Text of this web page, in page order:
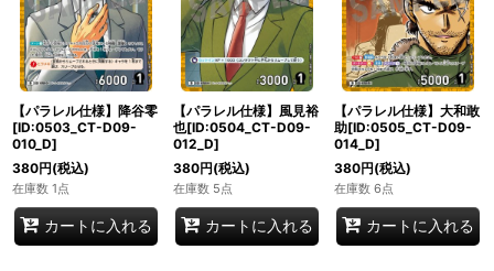
【パラレル仕様】降谷零
[ID:0503_CT-D09-
010_D]
380円(税込)
在庫数 1点
カートに入れる
【パラレル仕様】風見裕
也[ID:0504_CT-D09-
012_D]
380円(税込)
在庫数 5点
カートに入れる
【パラレル仕様】大和敢
助[ID:0505_CT-D09-
014_D]
380円(税込)
在庫数 6点
カートに入れる